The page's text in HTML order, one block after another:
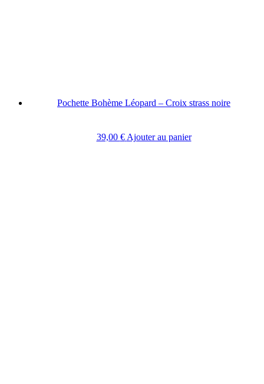
Pochette Bohème Léopard – Croix strass noire
39,00 € Ajouter au panier